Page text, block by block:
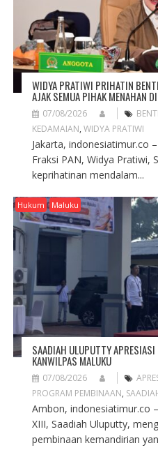
WIDYA PRATIWI PRIHATIN
AJAK SEMUA PIHAK MENAHAN
07/08/2026
KEDAMAIAN, WIDYA PRATIWI
Jakarta, indonesiatimur.co
Fraksi PAN, Widya Pratiwi,
keprihatinan mendalam...
Hukum Maluku
SAADIAH ULUPUTTY
KANWILPAS MALUKU
07/08/2026
PROGRAM PEMBINAAN,
Ambon, indonesiatimur.co
XIII, Saadiah Uluputty,
pembinaan kemandirian